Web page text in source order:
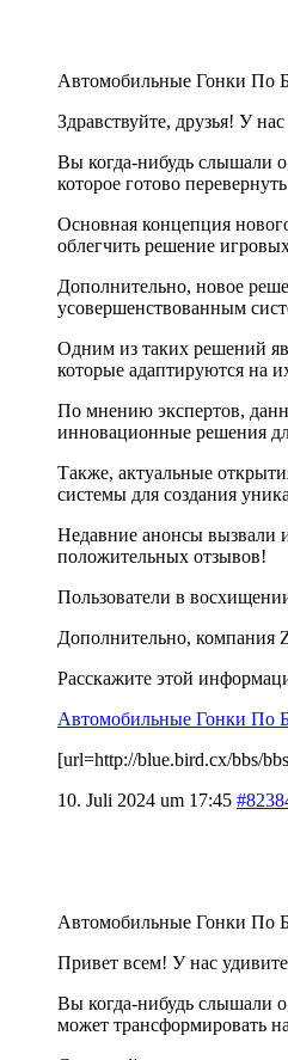
Автомобильные Гонки По
Здравствуйте, друзья! У
Вы когда-нибудь слышали
которое готово
Основная концепция
облегчить решение
Дополнительно, новое
усовершенствованным
Одним из таких решений
которые адаптируются на
По мнению экспертов,
инновационные решения
Также, актуальные
системы для создания
Недавние анонсы вызвали
положительных отзывов!
Пользователи в
Дополнительно, компания
Расскажите этой
Автомобильные Гонки По
[url=http://blue.bird.cx/bbs/
10. Juli 2024 um 17:45
Автомобильные Гонки По
Привет всем! У нас
Вы когда-нибудь слышали
может трансформировать